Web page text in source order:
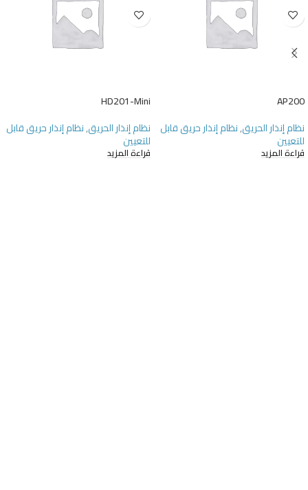
AP200
نظام إنذار الحريق,نظام إنذار حريق قابل
للتعيين
قراءة المزيد
HD201-Mini
نظام إنذار الحريق,نظام إنذار حريق قابل
للتعيين
قراءة المزيد